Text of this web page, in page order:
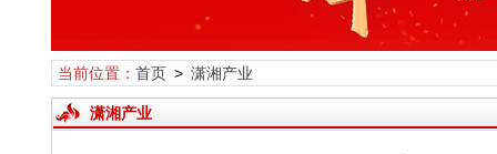
当前位置： 首页> 潇湘产业
潇湘产业